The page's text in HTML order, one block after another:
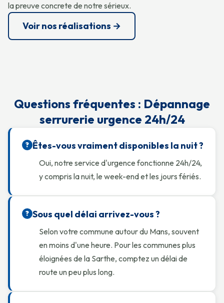
la preuve concrete de notre sérieux.
Voir nos réalisations →
Questions fréquentes : Dépannage
serrurerie urgence 24h/24
? Êtes-vous vraiment disponibles la nuit ?
Oui, notre service d'urgence fonctionne 24h/24,
y compris la nuit, le week-end et les jours fériés.
? Sous quel délai arrivez-vous ?
Selon votre commune autour du Mans, souvent
en moins d'une heure. Pour les communes plus
éloignées de la Sarthe, comptez un délai de
route un peu plus long.